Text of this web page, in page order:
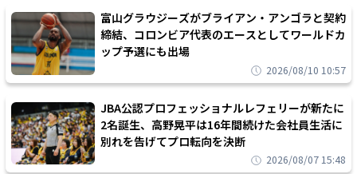
富山グラウジーズがブライアン・アンゴラと契約
締結、コロンビア代表のエースとしてワールドカ
ップ予選にも出場
2026/08/10 10:57
JBA公認プロフェッショナルレフェリーが新たに
2名誕生、高野晃平は16年間続けた会社員生活に
別れを告げてプロ転向を決断
2026/08/07 15:48